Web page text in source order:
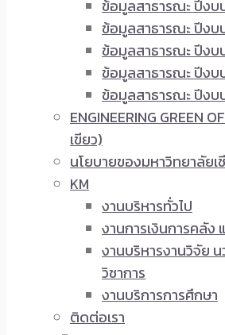
ข้อมูลสาธารณะ ปีงบ
ข้อมูลสาธารณะ ปีง
ข้อมูลสาธารณะ ปีงบ
ข้อมูลสาธารณะ ปีง
ข้อมูลสาธารณะ ปีง
ENGINEERING GREEN
เขียว)
นโยบายของมหาวิทยาลัยเ
KM
งานบริหารทั่วไป
งานการเงินการคลัง
งานบริหารงานวิจัย
วิชาการ
งานบริการการศึกษา
ติดต่อเรา